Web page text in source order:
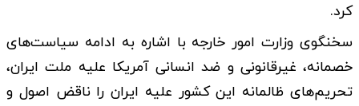
کرد.
سخنگوی وزارت امور خارجه با اشاره به ادامه سیاست‌های
خصمانه، غیرقانونی و ضد انسانی آمریکا علیه ملت ایران،
تحریم‌های ظالمانه این کشور علیه ایران را ناقض اصول و